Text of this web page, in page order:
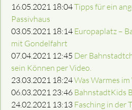
16.05.2021 18:04Tipps für ein
Passivhaus
03.05.2021 18:14 Europaplatz –
mit Gondelfahrt
07.04.2021 12:45 Der
sein Können per Video.
23.03.2021 18:24Was Warmes
06.03.2021 23:46 BahnstadtKids
24.02.2021 13:13 Fasching in der